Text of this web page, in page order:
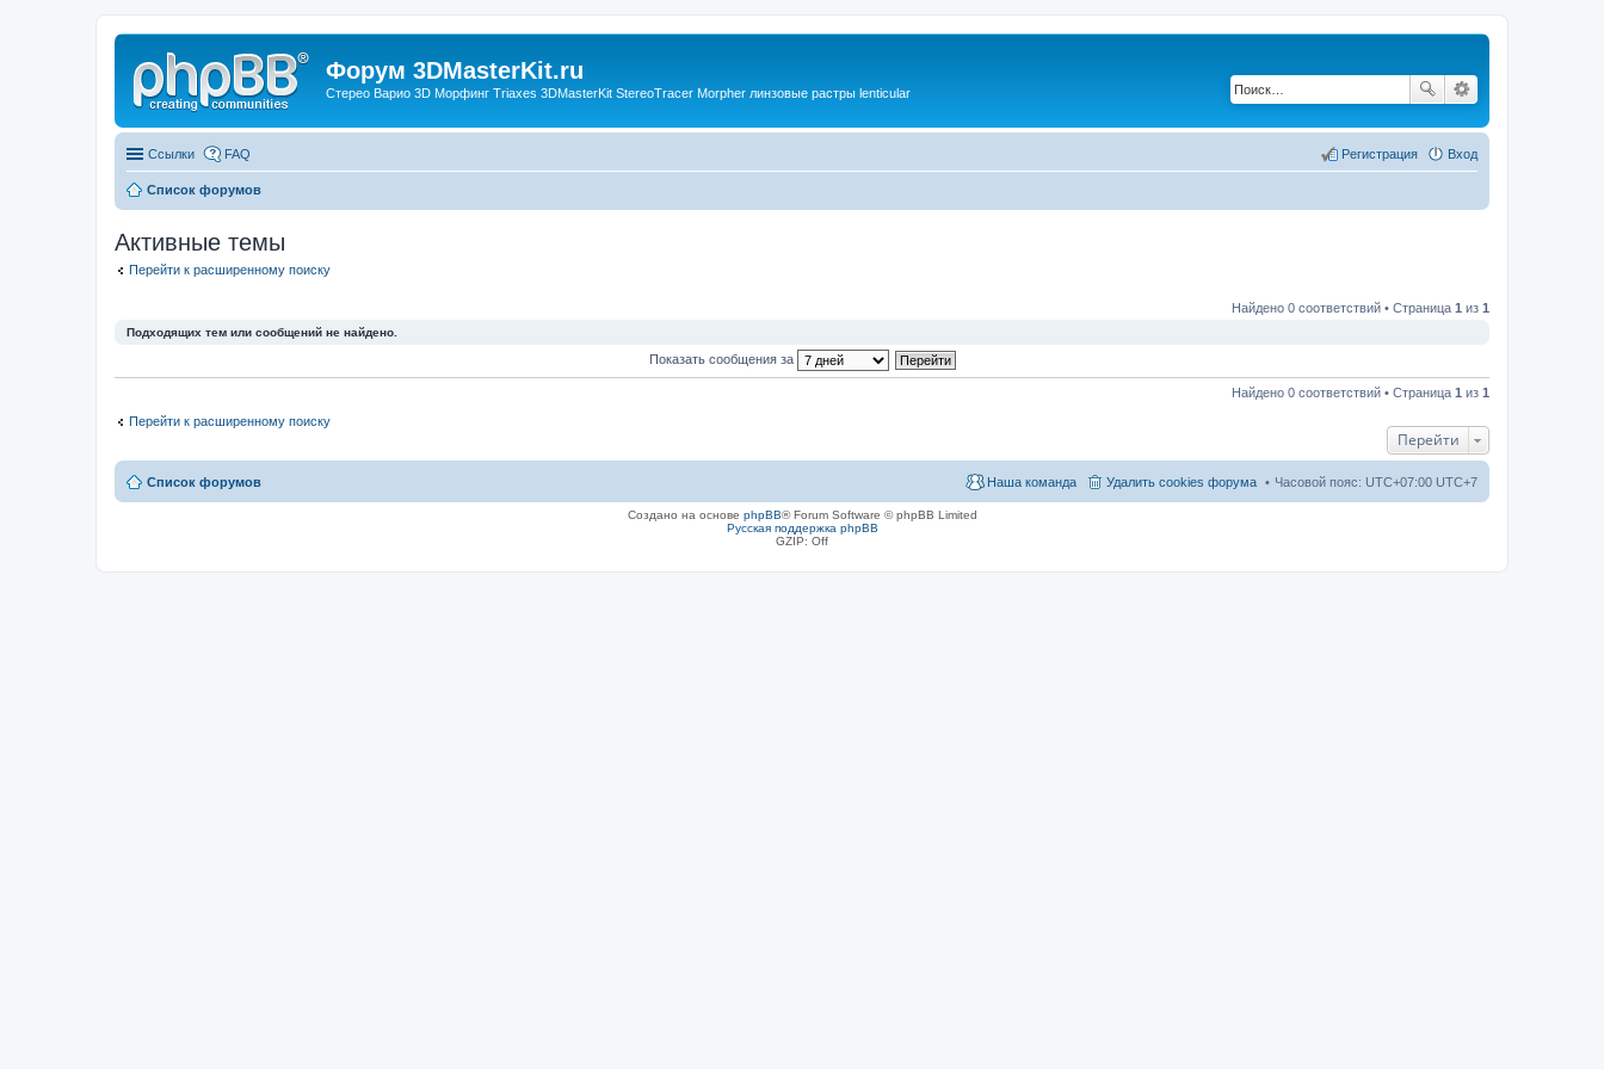
Форум 3DMasterKit.ru
Стерео Варио 3D Морфинг Triaxes 3DMasterKit StereoTracer Morpher линзовые растры lenticular
Ссылки FAQ Вход
Регистрация
Список форумов
Активные темы
Перейти к расширенному поиску
Найдено 0 соответствий • Страница 1 из 1
Подходящих тем или сообщений не найдено.
Показать сообщения за
Найдено 0 соответствий • Страница 1 из 1
Перейти к расширенному поиску
Перейти
Список форумов Часовой пояс: UTC+07:00 UTC+7
Удалить cookies форума
Наша команда
Создано на основе phpBB® Forum Software © phpBB Limited
Русская поддержка phpBB
GZIP: Off